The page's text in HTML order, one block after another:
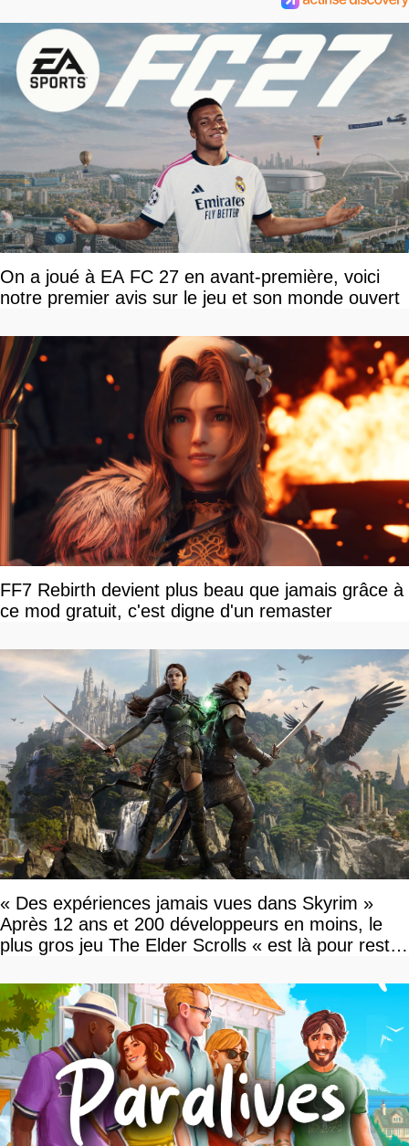
On a joué à EA FC 27 en avant-première, voici
notre premier avis sur le jeu et son monde ouvert
FF7 Rebirth devient plus beau que jamais grâce à
ce mod gratuit, c'est digne d'un remaster
« Des expériences jamais vues dans Skyrim »
Après 12 ans et 200 développeurs en moins, le
plus gros jeu The Elder Scrolls « est là pour rester